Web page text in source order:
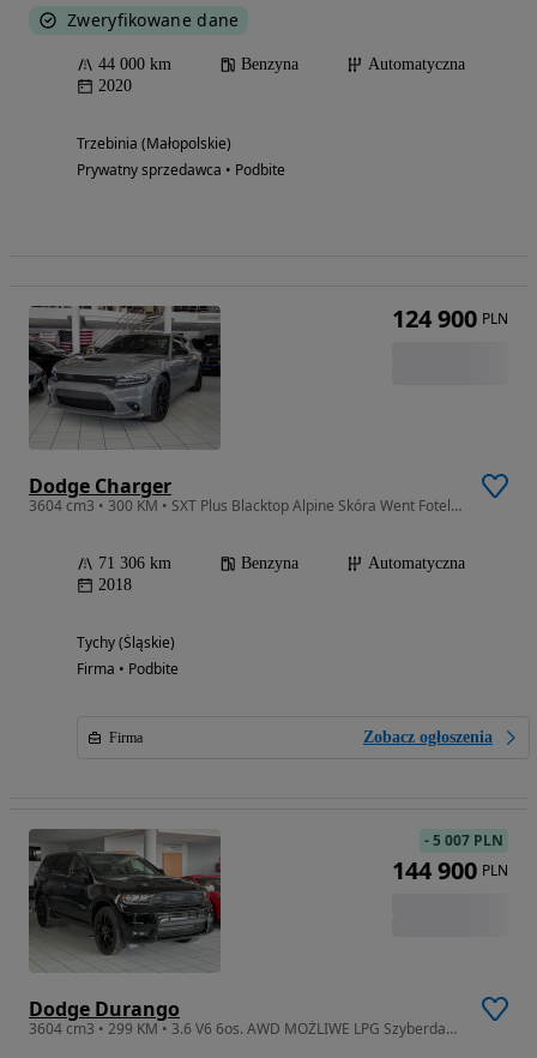
Zweryfikowane dane
44 000 km Benzyna
Automatyczna
2020
Trzebinia (Małopolskie)
Prywatny sprzedawca • Podbite
Dodge Charger
3604 cm3 • 300 KM • SXT Plus Blacktop Alpine Skóra Went Fotele FV23%
71 306 km Benzyna
Automatyczna
2018
Tychy (Śląskie)
Firma • Podbite
Firma Zobacz ogłoszenia
124 900 PLN
Dodge Durango
3604 cm3 • 299 KM • 3.6 V6 6os. AWD MOŻLIWE LPG Szyberdach Skóra Kamera Cofania FV23%
-5 007 PLN
144 900 PLN